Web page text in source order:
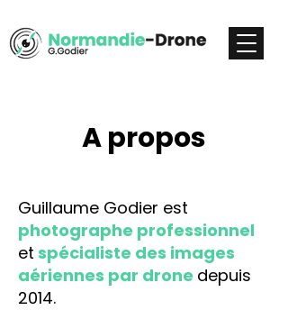
A propos
Guillaume Godier est
photographe professionnel
et spécialiste des images
aériennes par drone depuis
2014.